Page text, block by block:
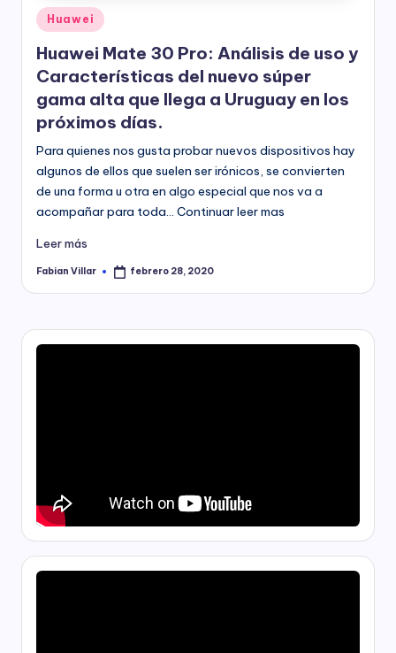
Publicado
en
Huawei
Huawei Mate 30 Pro: Análisis de uso y
Características del nuevo súper
gama alta que llega a Uruguay en los
próximos días.
Para quienes nos gusta probar nuevos dispositivos hay
algunos de ellos que suelen ser irónicos, se convierten
de una forma u otra en algo especial que nos va a
acompañar para toda… Continuar leer mas
Leer más
Publicado
Fabian Villar febrero 28, 2020